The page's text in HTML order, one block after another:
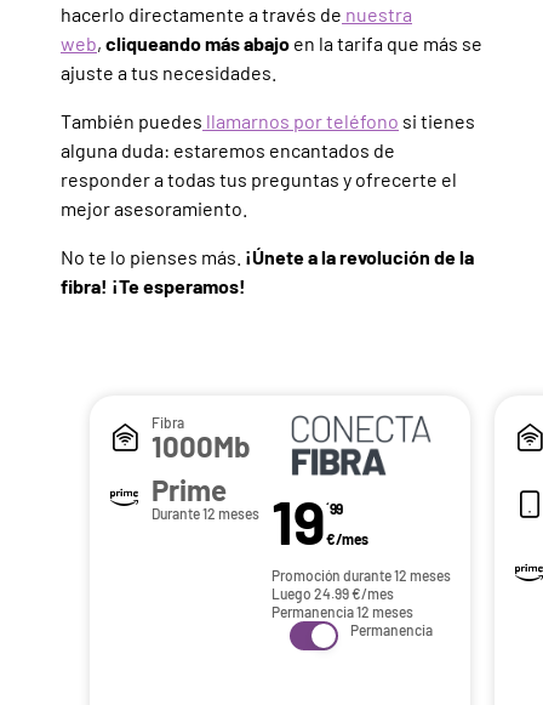
hacerlo directamente a través de nuestra
web, cliqueando más abajo en la tarifa que más se
ajuste a tus necesidades.
También puedes llamarnos por teléfono si tienes
alguna duda: estaremos encantados de
responder a todas tus preguntas y ofrecerte el
mejor asesoramiento.
No te lo pienses más. ¡Únete a la revolución de la
fibra! ¡Te esperamos!
Fibra
1000Mb
Prime
Durante 12 meses 19´99
€/mes
Promoción durante 12 meses
Luego 24.99€/mes
Permanencia 12 meses
Permanencia